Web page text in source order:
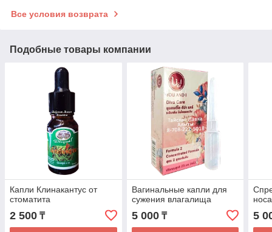
Все условия возврата
Подобные товары компании
Капли Клинакантус от
стоматита
2 500 ₸
Вагинальные капли для
сужения влагалища
5 000₸ 5